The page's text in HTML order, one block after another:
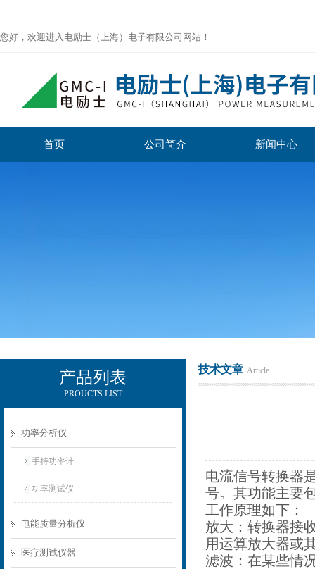
您好，欢迎进入电励士（上海）电子有限公司网站！
首页 公司简介 新闻中心
产品列表
PROUCTS LIST
功率分析仪
手持功率计
功率测试仪
电能质量分析仪
医疗测试仪器
技术文章 Article
电流信号转换器
号。其功能主要
工作原理如下：
放大：转换器接
用运算放大器或
滤波：在某些情